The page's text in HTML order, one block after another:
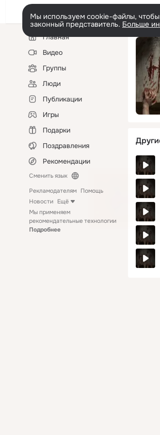
Мы используем cookie-файлы,
законный представитель. Больше
Левая
колонкаГлавная
Видео
Группы
Люди
Публикации
Игры
Подарки
Поздравления
Рекомендации
Сменить язык
Рекламодателям Помощь
Новости Ещё
Мы применяем
рекомендательные технологии
Подробнее